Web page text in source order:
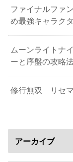
ファイナルファ
め最強キャラク
ムーンライトナ
ーと序盤の攻略
修行無双 リセ
アーカイブ